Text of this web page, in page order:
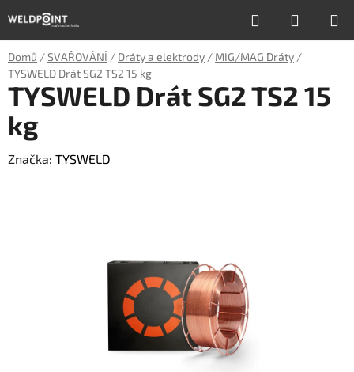
na
obsah
Hledat
KOŠÍK
Domů /SVAŘOVÁNÍ / Dráty a elektrody / MIG/MAG Dráty /
TYSWELD Drát SG2 TS2 15 kg
TYSWELD Drát SG2 TS2 15
kg
Značka: TYSWELD